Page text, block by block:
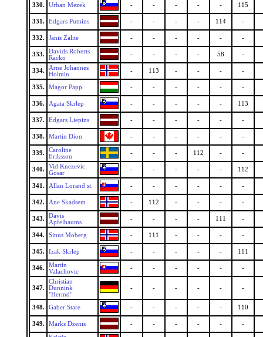
330. Urban Mezek - - - - - 115
331. Edgars Putnins - - - - 114 -
332. Janis Zalite - - - - - -
333.
Davids Roberts
Racko
- - - - 58 -
334.
Arne Johannes
Holmin
- 113 - - - -
335. Magor Papp - - - - - -
336. Agata Skrlep - - - - - 113
337. Edgars Liepins - - - - - -
338. Martin Dion - - - - - -
339.
Caroline
Eriksson
- - - 112 - -
340.
Vid Knezevic
Gosar
- - - - - 112
341. Allan Lorand st. - - - - - -
342. Ane Skadsem - 112 - - - -
343.
Davis
Apfelbaums
- - - - 111 -
344. Sinus Moberg - 111 - - - -
345. Izak Skrlep - - - - - 111
346.
Martin
Valachovic
- - - - - -
347.
Christian
Dunnink
"Hermd"
- - - - - -
348. Gaber Stare - - - - - 110
349. Marks Dzenis - - - - - -